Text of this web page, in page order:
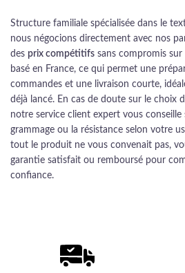
Structure familiale spécialisée dans le
nous négocions directement avec nos
des prix compétitifs sans compromis sur
basé en France, ce qui permet une
commandes et une livraison courte,
déjà lancé. En cas de doute sur le choix
notre service client expert vous conseille
grammage ou la résistance selon votre
tout le produit ne vous convenait pas,
garantie satisfait ou remboursé pour
confiance.